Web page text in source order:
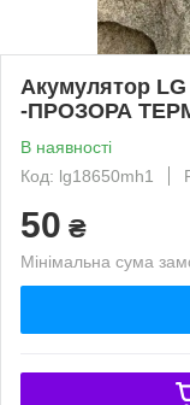
Акумулятор LG
-ПРОЗОРА
В наявності
Код: lg18650mh1
50 ₴
Мінімальна сума